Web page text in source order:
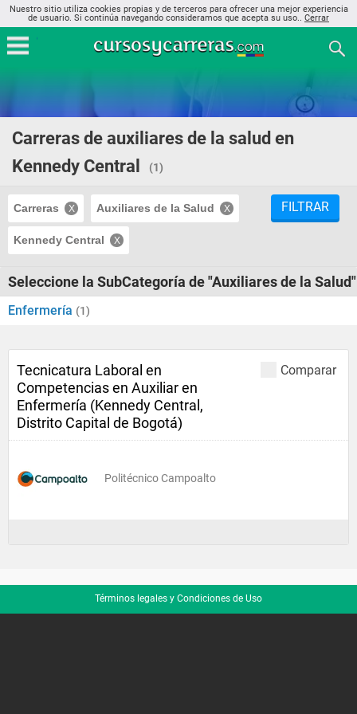
Nuestro sitio utiliza cookies propias y de terceros para ofrecer una mejor experiencia
de usuario. Si continúa navegando consideramos que acepta su uso.. Cerrar
Carreras de auxiliares de la salud en
Kennedy Central
(1)
Carreras Auxiliares de la Salud
Kennedy Central
FILTRAR
Seleccione la SubCategoría de "Auxiliares de la Salud"
Enfermería (1)
Comparar
Tecnicatura Laboral en
Competencias en Auxiliar en
Enfermería (Kennedy Central,
Distrito Capital de Bogotá)
Politécnico Campoalto
Términos legales y Condiciones de Uso